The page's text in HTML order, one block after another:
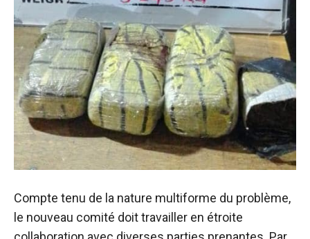
Compte tenu de la nature multiforme du problème,
le nouveau comité doit travailler en étroite